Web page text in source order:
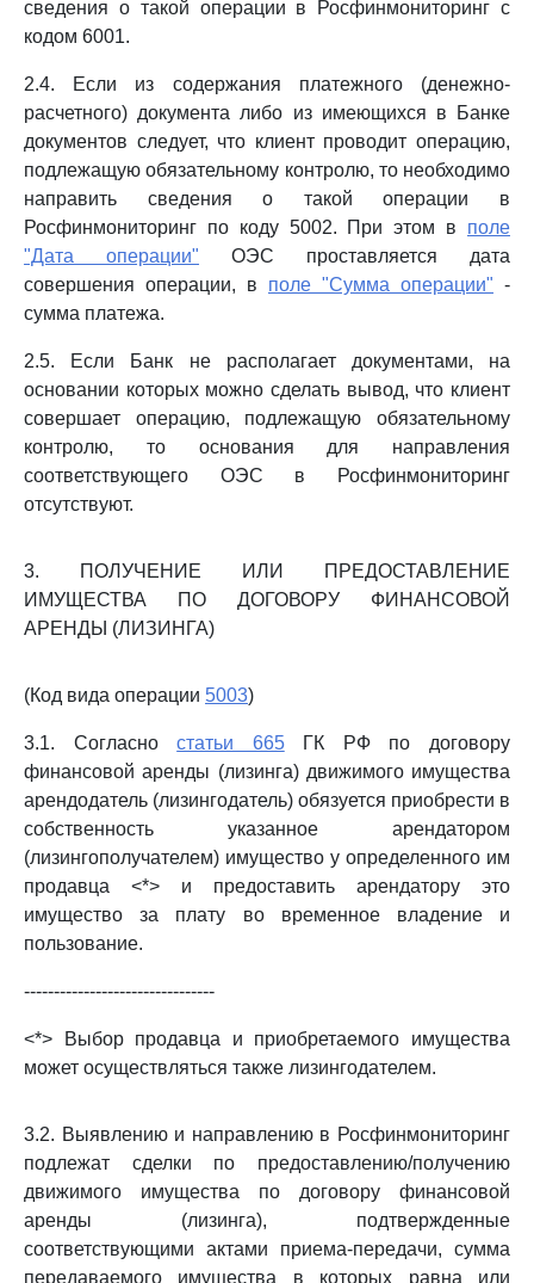
сведения о такой операции в Росфинмониторинг с
кодом 6001.
2.4. Если из содержания платежного (денежно-
расчетного) документа либо из имеющихся в Банке
документов следует, что клиент проводит операцию,
подлежащую обязательному контролю, то необходимо
направить сведения о такой операции в
Росфинмониторинг по коду 5002. При этом в поле
"Дата операции" ОЭС проставляется дата
совершения операции, в поле "Сумма операции" -
сумма платежа.
2.5. Если Банк не располагает документами, на
основании которых можно сделать вывод, что клиент
совершает операцию, подлежащую обязательному
контролю, то основания для направления
соответствующего ОЭС в Росфинмониторинг
отсутствуют.
3. ПОЛУЧЕНИЕ ИЛИ ПРЕДОСТАВЛЕНИЕ
ИМУЩЕСТВА ПО ДОГОВОРУ ФИНАНСОВОЙ
АРЕНДЫ (ЛИЗИНГА)
(Код вида операции 5003)
3.1. Согласностатьи 665ГК РФ по договору
финансовой аренды (лизинга) движимого имущества
арендодатель (лизингодатель) обязуется приобрести в
собственность указанное арендатором
(лизингополучателем) имущество у определенного им
продавца <*> и предоставить арендатору это
имущество за плату во временное владение и
пользование.
--------------------------------
<*> Выбор продавца и приобретаемого имущества
может осуществляться также лизингодателем.
3.2. Выявлению и направлению в Росфинмониторинг
подлежат сделки по предоставлению/получению
движимого имущества по договору финансовой
аренды (лизинга), подтвержденные
соответствующими актами приема-передачи, сумма
передаваемого имущества в которых равна или